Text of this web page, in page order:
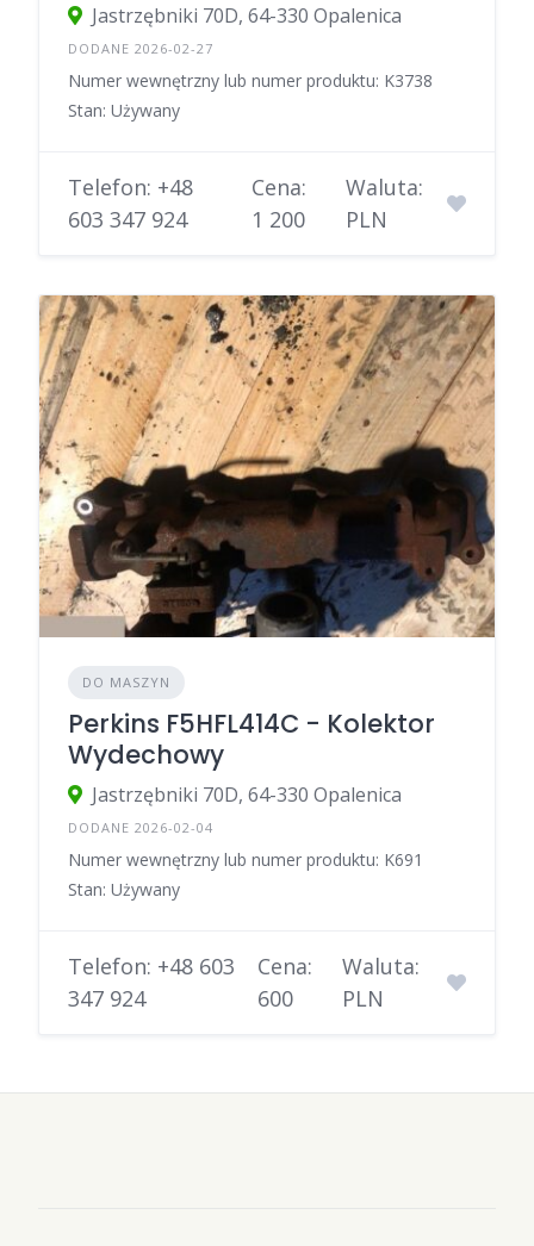
Jastrzębniki 70D, 64-330 Opalenica
DODANE 2026-02-27
Numer wewnętrzny lub numer produktu: K3738
Stan: Używany
Telefon: +48
603 347 924
Cena:
1 200
Waluta:
PLN
DO MASZYN
Perkins F5HFL414C - Kolektor
Wydechowy
Jastrzębniki 70D, 64-330 Opalenica
DODANE 2026-02-04
Numer wewnętrzny lub numer produktu: K691
Stan: Używany
Telefon: +48 603
347 924
Cena:
600
Waluta:
PLN